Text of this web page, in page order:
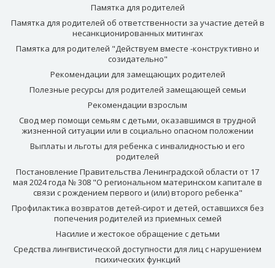
Памятка для родителей
Памятка для родителей об ответственности за участие детей в
несанкционированных митингах
Памятка для родителей "Действуем вместе -конструктивно и
созидательно"
Рекомендации для замещающих родителей
Полезные ресурсы для родителей замещающей семьи
Рекомендации взрослым
Свод мер помощи семьям с детьми, оказавшимся в трудной
жизненной ситуации или в социально опасном положении
Выплаты и льготы для ребенка с инвалидностью и его
родителей
Постановление Правительства Ленинградской области от 17
мая 2024 года № 308 "О региональном материнском капитале в
связи с рождением первого и (или) второго ребенка"
Профилактика возвратов детей-сирот и детей, оставшихся без
попечения родителей из приемных семей
Насилие и жестокое обращение с детьми
Средства лингвистической доступности для лиц с нарушением
психических функций